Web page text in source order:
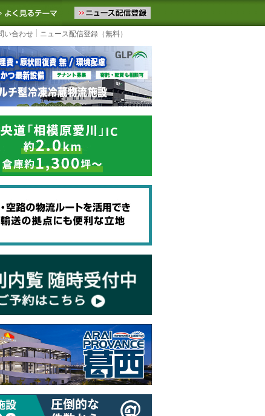
ースをお届けします。物流ニュースメール配信を登録す
お気に入りに追加 よく見るテーマ
い合わせ ニュース配信登録（無料）